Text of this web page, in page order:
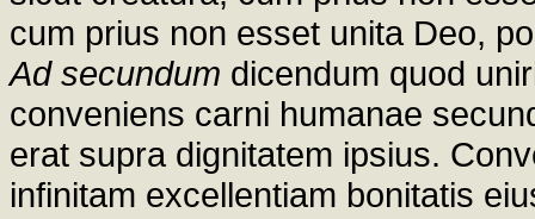
cum prius non esset unita Deo,
Ad secundum dicendum quod
conveniens carni humanae
erat supra dignitatem ipsius.
infinitam excellentiam bonitatis